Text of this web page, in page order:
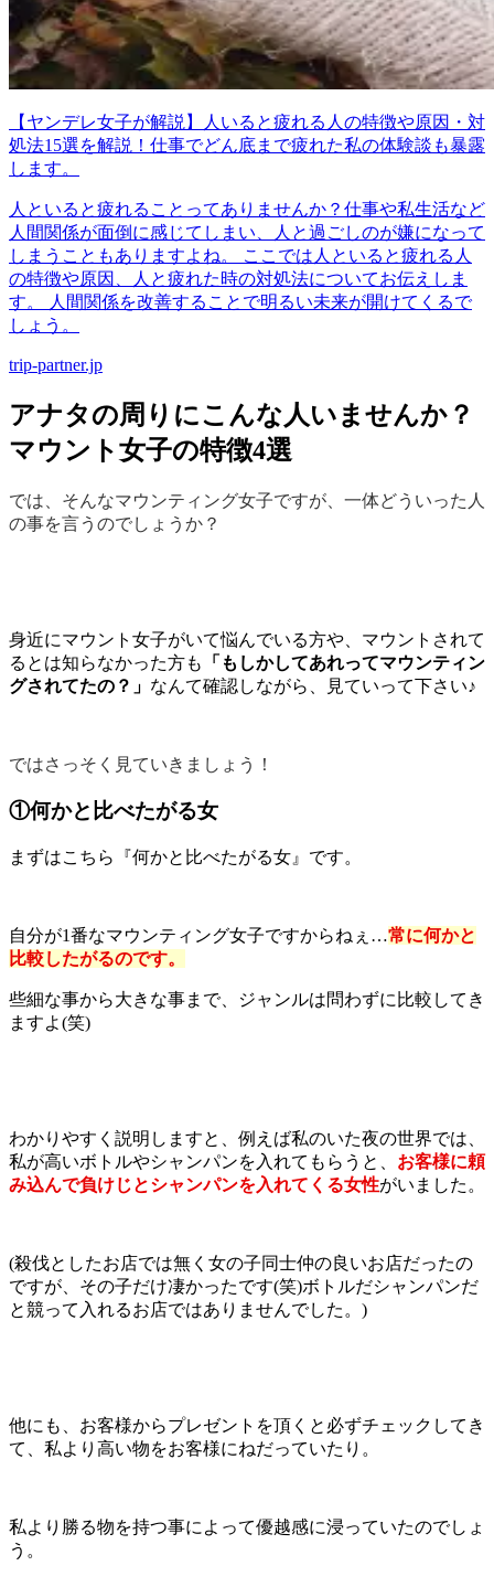
【ヤンデレ女子が解説】人いると疲れる人の特徴や原因・対
処法15選を解説！仕事でどん底まで疲れた私の体験談も暴露
します。
人といると疲れることってありませんか？仕事や私生活など
人間関係が面倒に感じてしまい、人と過ごしのが嫌になって
しまうこともありますよね。 ここでは人といると疲れる人
の特徴や原因、人と疲れた時の対処法についてお伝えしま
す。 人間関係を改善することで明るい未来が開けてくるで
しょう。
trip-partner.jp
アナタの周りにこんな人いませんか？
マウント女子の特徴4選
では、そんなマウンティング女子ですが、一体どういった人
の事を言うのでしょうか？
身近にマウント女子がいて悩んでいる方や、マウントされて
るとは知らなかった方も
「もしかしてあれってマウンティン
グされてたの？」 なんて確認しながら、見ていって下さい♪
ではさっそく見ていきましょう！
①何かと比べたがる女
まずはこちら『何かと比べたがる女』です。
自分が1番なマウンティング女子ですからねぇ…常に何かと
比較したがるのです。
些細な事から大きな事まで、ジャンルは問わずに比較してき
ますよ(笑)
わかりやすく説明しますと、例えば私のいた夜の世界では、
私が高いボトルやシャンパンを入れてもらうと、 お客様に頼
み込んで負けじとシャンパンを入れてくる女性がいました。
(殺伐としたお店では無く女の子同士仲の良いお店だったの
ですが、その子だけ凄かったです(笑)ボトルだシャンパンだ
と競って入れるお店ではありませんでした。)
他にも、お客様からプレゼントを頂くと必ずチェックしてき
て、私より高い物をお客様にねだっていたり。
私より勝る物を持つ事によって優越感に浸っていたのでしょ
う。